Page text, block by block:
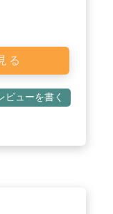
る
ビューを書く